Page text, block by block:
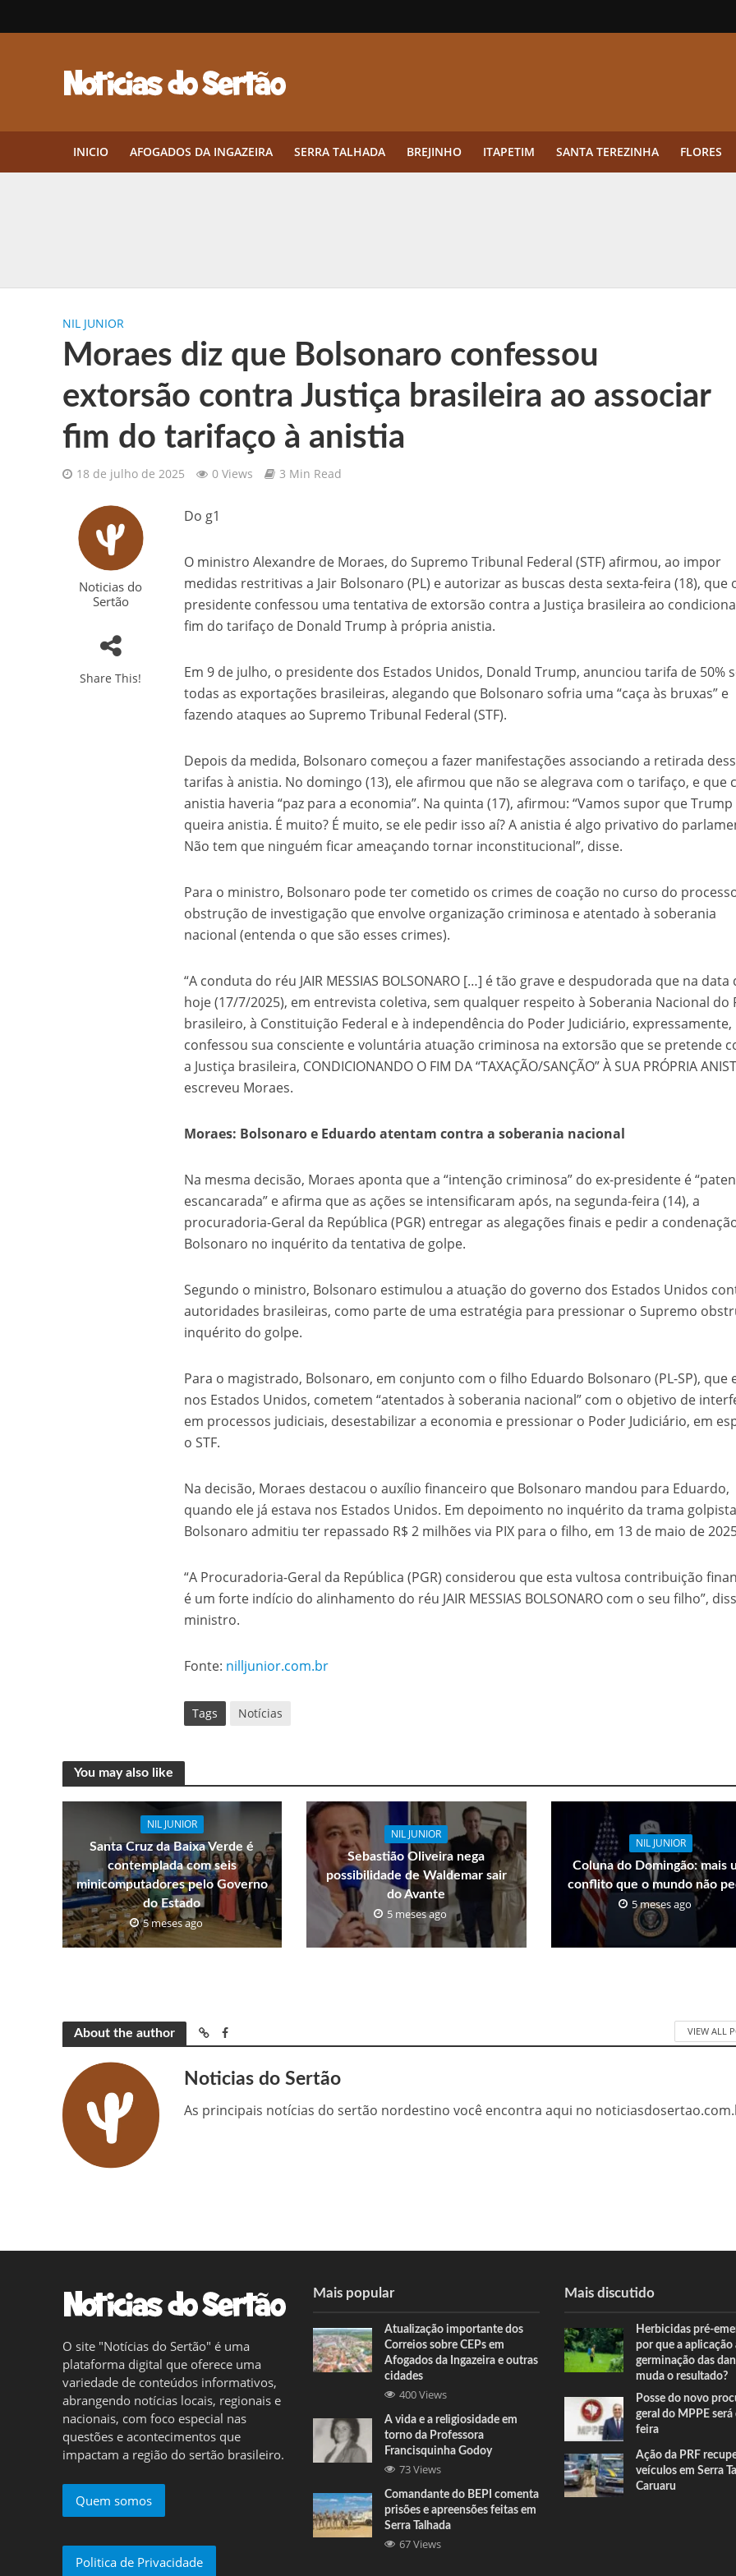
INICIO AFOGADOS DA INGAZEIRA SERRA TALHADA BREJINHO ITAPETIM SANTA TEREZINHA FLORES
Twin lança torneio semanal “Mestres das Rodadas” focado em multiplicadores
Gilberto Ribeiro celebra chegada de sementes e destaca parceria estratégica com Raquel Lyra e Marconi Santana
Confira as vagas de emprego disponíveis nesta terça-feira (03)
Santa Cruz da Baixa Verde é contemplada com seis minicomputadores pelo Governo do Estado
PRF resgata 132 aves silvestres na BR-407, em Petrolina
NIL JUNIOR
Moraes diz que Bolsonaro confessou
extorsão contra Justiça brasileira ao associar
fim do tarifaço à anistia
18 de julho de 2025 0 Views 3 Min Read
Noticias do
Sertão
Share This!
Do g1
O ministro Alexandre de Moraes, do Supremo Tribunal Federal (STF) afirmou, ao impor
medidas restritivas a Jair Bolsonaro (PL) e autorizar as buscas desta sexta-feira (18), que
presidente confessou uma tentativa de extorsão contra a Justiça brasileira ao
fim do tarifaço de Donald Trump à própria anistia.
Em 9 de julho, o presidente dos Estados Unidos, Donald Trump, anunciou tarifa de 50%
todas as exportações brasileiras, alegando que Bolsonaro sofria uma “caça às bruxas” e
fazendo ataques ao Supremo Tribunal Federal (STF).
Depois da medida, Bolsonaro começou a fazer manifestações associando a retirada
tarifas à anistia. No domingo (13), ele afirmou que não se alegrava com o tarifaço, e que
anistia haveria “paz para a economia”. Na quinta (17), afirmou: “Vamos supor que Trump
queira anistia. É muito? É muito, se ele pedir isso aí? A anistia é algo privativo do
Não tem que ninguém ficar ameaçando tornar inconstitucional”, disse.
Para o ministro, Bolsonaro pode ter cometido os crimes de coação no curso do
obstrução de investigação que envolve organização criminosa e atentado à soberania
nacional (entenda o que são esses crimes).
“A conduta do réu JAIR MESSIAS BOLSONARO […] é tão grave e despudorada que na data
hoje (17/7/2025), em entrevista coletiva, sem qualquer respeito à Soberania Nacional do
brasileiro, à Constituição Federal e à independência do Poder Judiciário, expressamente,
confessou sua consciente e voluntária atuação criminosa na extorsão que se pretende
a Justiça brasileira, CONDICIONANDO O FIM DA “TAXAÇÃO/SANÇÃO” À SUA PRÓPRIA
escreveu Moraes.
Moraes: Bolsonaro e Eduardo atentam contra a soberania nacional
Na mesma decisão, Moraes aponta que a “intenção criminosa” do ex-presidente é
escancarada” e afirma que as ações se intensificaram após, na segunda-feira (14), a
procuradoria-Geral da República (PGR) entregar as alegações finais e pedir a
Bolsonaro no inquérito da tentativa de golpe.
Segundo o ministro, Bolsonaro estimulou a atuação do governo dos Estados Unidos
autoridades brasileiras, como parte de uma estratégia para pressionar o Supremo
inquérito do golpe.
Para o magistrado, Bolsonaro, em conjunto com o filho Eduardo Bolsonaro (PL-SP), que
nos Estados Unidos, cometem “atentados à soberania nacional” com o objetivo de
em processos judiciais, desestabilizar a economia e pressionar o Poder Judiciário, em
o STF.
Na decisão, Moraes destacou o auxílio financeiro que Bolsonaro mandou para Eduardo,
quando ele já estava nos Estados Unidos. Em depoimento no inquérito da trama
Bolsonaro admitiu ter repassado R$ 2 milhões via PIX para o filho, em 13 de maio de
“A Procuradoria-Geral da República (PGR) considerou que esta vultosa contribuição
é um forte indício do alinhamento do réu JAIR MESSIAS BOLSONARO com o seu filho”,
ministro.
Fonte: nilljunior.com.br
Tags Notícias
You may also like
NIL JUNIOR
Santa Cruz da Baixa Verde é
contemplada com seis
minicomputadores pelo Governo
do Estado
5 meses ago
NIL JUNIOR
Sebastião Oliveira nega
possibilidade de Waldemar sair
do Avante
5 meses ago
NIL JUNIOR
Coluna do Domingão: mais
conflito que o mundo não
5 meses ago
About the author VIEW ALL
Noticias do Sertão
As principais notícias do sertão nordestino você encontra aqui no
O site "Notícias do Sertão" é uma
plataforma digital que oferece uma
variedade de conteúdos informativos,
abrangendo notícias locais, regionais e
nacionais, com foco especial nas
questões e acontecimentos que
impactam a região do sertão brasileiro.
Quem somos
Politica de Privacidade
Mais popular
Atualização importante dos
Correios sobre CEPs em
Afogados da Ingazeira e outras
cidades
400 Views
A vida e a religiosidade em
torno da Professora
Francisquinha Godoy
73 Views
Comandante do BEPI comenta
prisões e apreensões feitas em
Serra Talhada
67 Views
Mais discutido
Herbicidas pré-
por que a aplicação
germinação das
muda o resultado?
Posse do novo
geral do MPPE
feira
Ação da PRF
veículos em Serra
Caruaru